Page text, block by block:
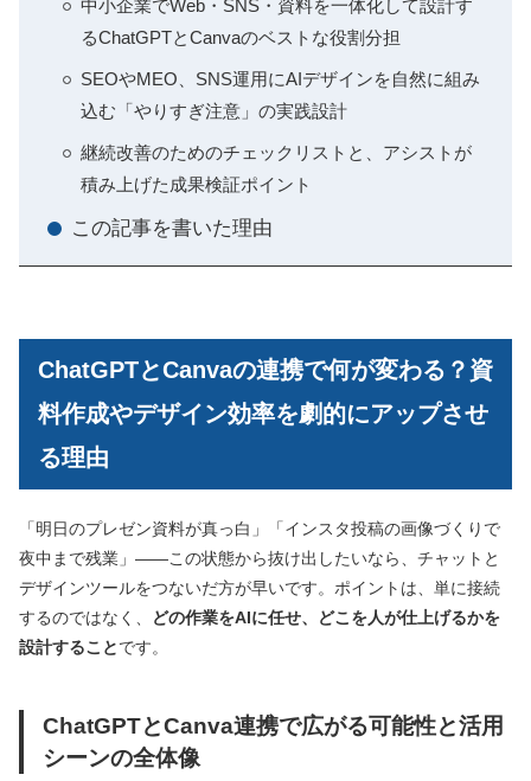
中小企業でWeb・SNS・資料を一体化して設計す
るChatGPTとCanvaのベストな役割分担
SEOやMEO、SNS運用にAIデザインを自然に組み
込む「やりすぎ注意」の実践設計
継続改善のためのチェックリストと、アシストが
積み上げた成果検証ポイント
この記事を書いた理由
ChatGPTとCanvaの連携で何が変わる？資
料作成やデザイン効率を劇的にアップさせ
る理由
「明日のプレゼン資料が真っ白」「インスタ投稿の画像づくりで
夜中まで残業」——この状態から抜け出したいなら、チャットと
デザインツールをつないだ方が早いです。ポイントは、単に接続
するのではなく、
どの作業をAIに任せ、どこを人が仕上げるかを
設計することです。
ChatGPTとCanva連携で広がる可能性と活用
シーンの全体像